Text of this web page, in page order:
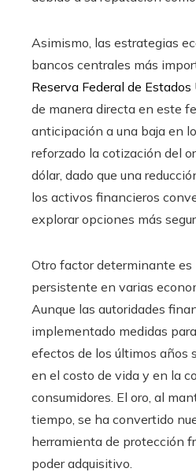
Asimismo, las estrategias
bancos centrales más
Reserva Federal de Estados
de manera directa en este
anticipación a una baja en
reforzado la cotización del
dólar, dado que una
los activos financieros
explorar opciones más
Otro factor determinante es
persistente en varias
Aunque las autoridades
implementado medidas
efectos de los últimos años
en el costo de vida y en la
consumidores. El oro, al
tiempo, se ha convertido
herramienta de protección
poder adquisitivo.